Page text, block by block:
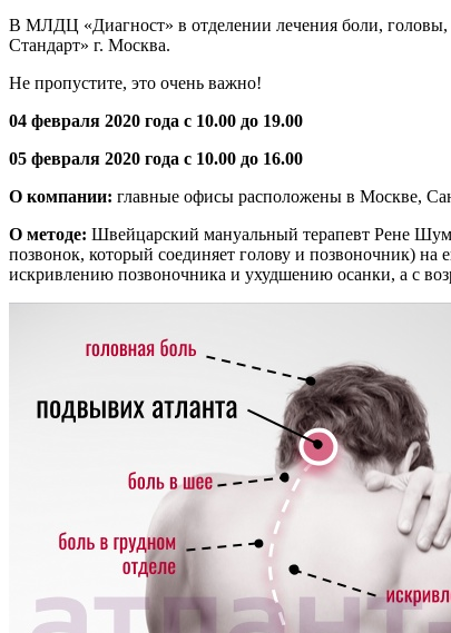
В МЛДЦ «Диагност» в отделении лечения боли, головы,
Стандарт» г. Москва.
Не пропустите, это очень важно!
04 февраля 2020 года с 10.00 до 19.00
05 февраля 2020 года с 10.00 до 16.00
О компании: главные офисы расположены в Москве,
О методе: Швейцарский мануальный терапевт Рене
позвонок, который соединяет голову и позвоночник)
искривлению позвоночника и ухудшению осанки, а с